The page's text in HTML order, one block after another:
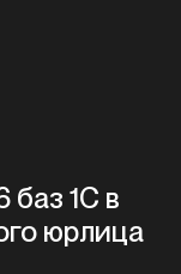
баз 1С в
юрлица